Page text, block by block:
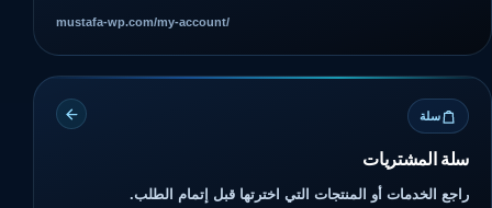
mustafa-wp.com/my-account/
سلة
سلة المشتريات
راجع الخدمات أو المنتجات التي اخترتها قبل إتمام الطلب.